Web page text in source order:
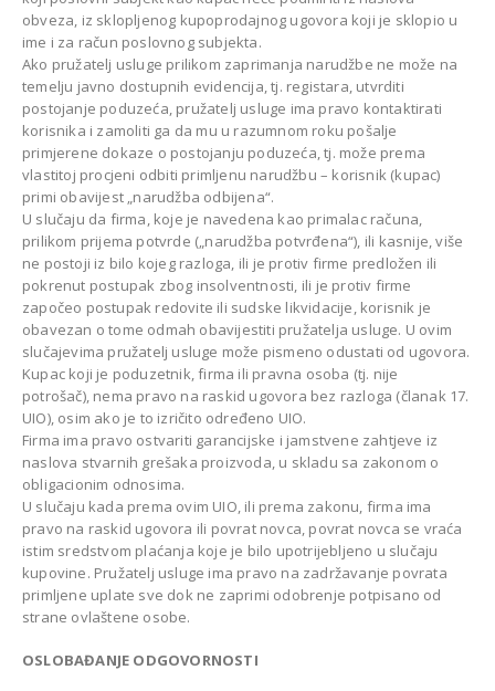
obveza, iz sklopljenog kupoprodajnog ugovora koji je sklopio u
ime i za račun poslovnog subjekta.
Ako pružatelj usluge prilikom zaprimanja narudžbe ne može na
temelju javno dostupnih evidencija, tj. registara, utvrditi
postojanje poduzeća, pružatelj usluge ima pravo kontaktirati
korisnika i zamoliti ga da mu u razumnom roku pošalje
primjerene dokaze o postojanju poduzeća, tj. može prema
vlastitoj procjeni odbiti primljenu narudžbu – korisnik (kupac)
primi obavijest „narudžba odbijena“.
U slučaju da firma, koje je navedena kao primalac računa,
prilikom prijema potvrde („narudžba potvrđena“), ili kasnije, više
ne postoji iz bilo kojeg razloga, ili je protiv firme predložen ili
pokrenut postupak zbog insolventnosti, ili je protiv firme
započeo postupak redovite ili sudske likvidacije, korisnik je
obavezan o tome odmah obavijestiti pružatelja usluge. U ovim
slučajevima pružatelj usluge može pismeno odustati od ugovora.
Kupac koji je poduzetnik, firma ili pravna osoba (tj. nije
potrošač), nema pravo na raskid ugovora bez razloga (članak 17.
UIO), osim ako je to izričito određeno UIO.
Firma ima pravo ostvariti garancijske i jamstvene zahtjeve iz
naslova stvarnih grešaka proizvoda, u skladu sa zakonom o
obligacionim odnosima.
U slučaju kada prema ovim UIO, ili prema zakonu, firma ima
pravo na raskid ugovora ili povrat novca, povrat novca se vraća
istim sredstvom plaćanja koje je bilo upotrijebljeno u slučaju
kupovine. Pružatelj usluge ima pravo na zadržavanje povrata
primljene uplate sve dok ne zaprimi odobrenje potpisano od
strane ovlaštene osobe.
OSLOBAĐANJE ODGOVORNOSTI